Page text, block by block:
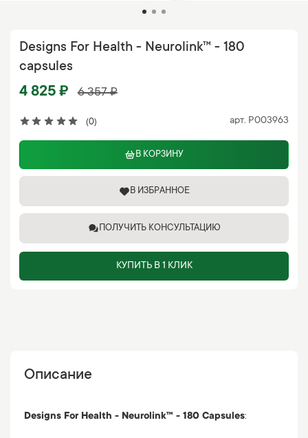
(0) арт. P003963
Designs For Health - Neurolink™ - 180
capsules
4 825 ₽ 6 357 ₽
В КОРЗИНУ
В ИЗБРАННОЕ
ПОЛУЧИТЬ КОНСУЛЬТАЦИЮ
КУПИТЬ В 1 КЛИК
Описание
Designs For Health - Neurolink™ - 180 Capsules: